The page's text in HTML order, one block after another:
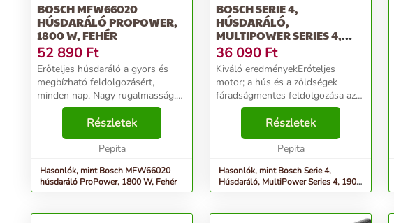
BOSCH MFW66020
HÚSDARÁLÓ PROPOWER,
1800 W, FEHÉR
52 890 Ft
Erőteljes húsdaráló a gyors és
megbízható feldolgozásért,
minden nap. Nagy rugalmasság,
hála a több, mint 10 funkciónak.
Erős motor nagy, 1800 W-os
pillanatnyi csúcsteljesítménnyel:
egyenletesen feld...
Részletek
Pepita
Hasonlók, mint Bosch MFW66020
húsdaráló ProPower, 1800 W, Fehér
BOSCH SERIE 4,
HÚSDARÁLÓ,
MULTIPOWER SERIES 4,
1900 W, FEHÉR, FEH...
36 090 Ft
Kiváló eredményekErőteljes
motor; a hús és a zöldségek
fáradságmentes feldolgozása az
1900 W-os motorblokk
teljesítményévelGyors folyamat:
időmegtakarítás a gép nagy
teljesítményének köszönhetően,
Részletek
Pepita
Hasonlók, mint Bosch Serie 4,
Húsdaráló, MultiPower Series 4, 1900
W, Fehér, Feh...